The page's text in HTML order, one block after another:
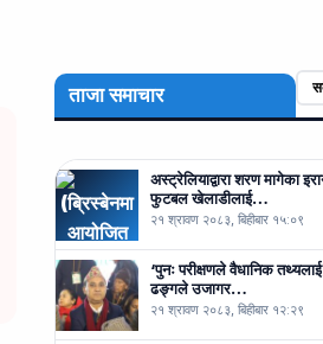
ताजा समाचार
अस्ट्रेलियाद्वारा शरण मागेका
फुटबल खेलाडीलाई…
२१ श्रावण २०८३, बिहीबार १५:०९
‘पुनः परीक्षणले वैधानिक
ढङ्गले उजागर…
२१ श्रावण २०८३, बिहीबार १२:२९